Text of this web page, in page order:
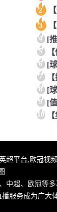
2
3
4
5
6
7
8
9
10
超平台,欧冠视
中超、欧冠等
服务成为广大